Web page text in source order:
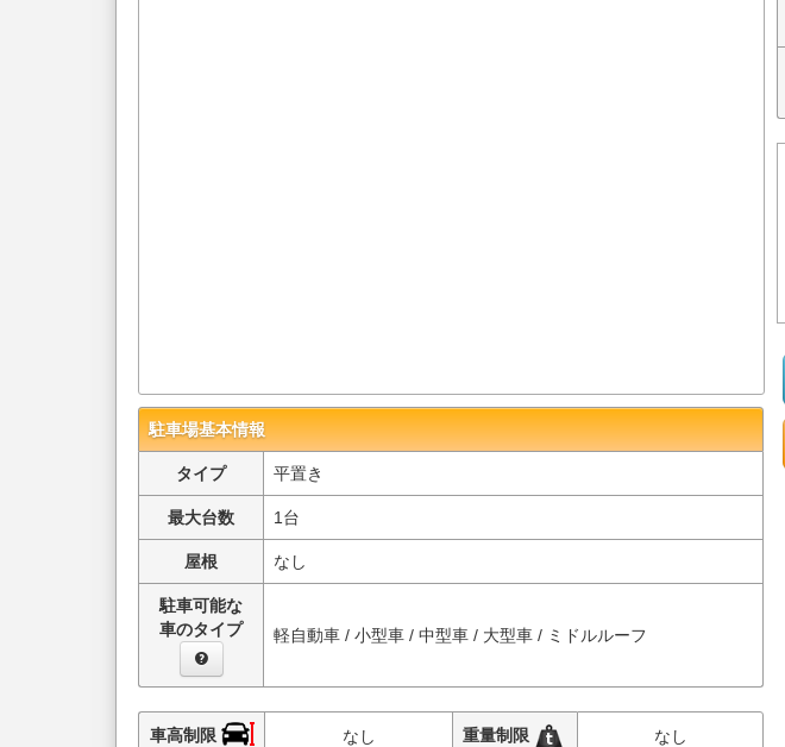
駐車場基本情報
タイプ 平置き
最大台数 1台
屋根 なし
駐車可能な
車のタイプ
軽自動車 / 小型車 / 中型車 / 大型車 / ミドルルーフ
車高制限 なし 重量制限 なし